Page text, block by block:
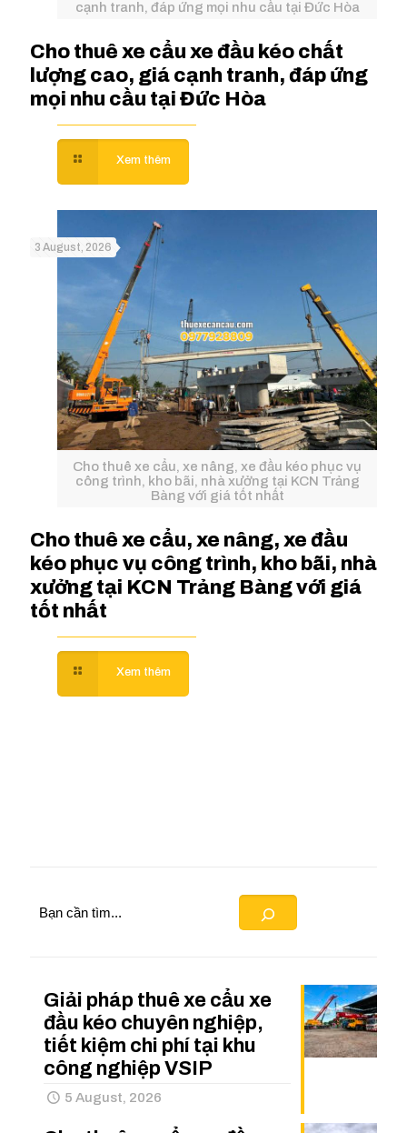
cạnh tranh, đáp ứng mọi nhu cầu tại Đức Hòa
Cho thuê xe cẩu xe đầu kéo chất
lượng cao, giá cạnh tranh, đáp ứng
mọi nhu cầu tại Đức Hòa
Cho thuê xe cẩu, xe nâng, xe đầu kéo phục vụ
công trình, kho bãi, nhà xưởng tại KCN Trảng
Bàng với giá tốt nhất
3 August, 2026
Cho thuê xe cẩu, xe nâng, xe đầu
kéo phục vụ công trình, kho bãi, nhà
xưởng tại KCN Trảng Bàng với giá
tốt nhất
Search
Giải pháp thuê xe cẩu xe
đầu kéo chuyên nghiệp,
tiết kiệm chi phí tại khu
công nghiệp VSIP
5 August, 2026